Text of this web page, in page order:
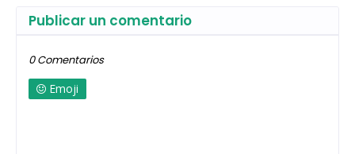
Publicar un comentario
0 Comentarios
Emoji